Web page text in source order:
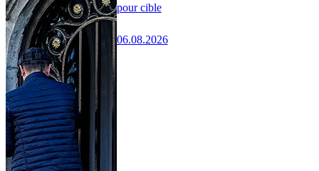
pour cible
06.08.2026